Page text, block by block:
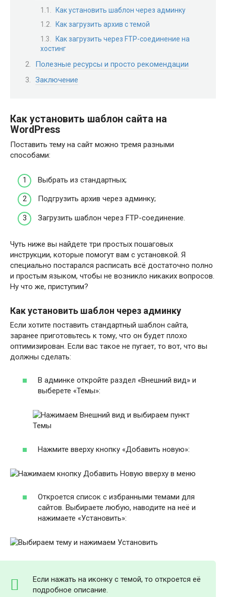
Как установить шаблон через админку
Как загрузить архив с темой
Как загрузить через FTP-соединение на
хостинг
Полезные ресурсы и просто рекомендации
Заключение
Как установить шаблон сайта на
WordPress
Поставить тему на сайт можно тремя разными
способами:
Выбрать из стандартных;
Подгрузить архив через админку;
Загрузить шаблон через FTP-соединение.
Чуть ниже вы найдете три простых пошаговых
инструкции, которые помогут вам с установкой. Я
специально постарался расписать всё достаточно полно
и простым языком, чтобы не возникло никаких вопросов.
Ну что же, приступим?
Как установить шаблон через админку
Если хотите поставить стандартный шаблон сайта,
заранее приготовьтесь к тому, что он будет плохо
оптимизирован. Если вас такое не пугает, то вот, что вы
должны сделать:
В админке откройте раздел «Внешний вид» и
выберете «Темы»:
Нажмите вверху кнопку «Добавить новую»:
Откроется список с избранными темами для
сайтов. Выбираете любую, наводите на неё и
нажимаете «Установить»:
Если нажать на иконку с темой, то откроется её
подробное описание.